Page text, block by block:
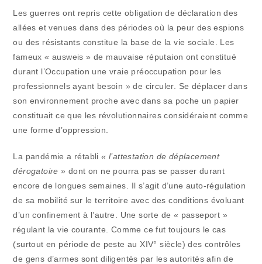
Les guerres ont repris cette obligation de déclaration des
allées et venues dans des périodes où la peur des espions
ou des résistants constitue la base de la vie sociale. Les
fameux « ausweis » de mauvaise réputaion ont constitué
durant l’Occupation une vraie préoccupation pour les
professionnels ayant besoin » de circuler. Se déplacer dans
son environnement proche avec dans sa poche un papier
constituait ce que les révolutionnaires considéraient comme
une forme d’oppression.
La pandémie a rétabli « l’attestation de déplacement
dérogatoire » dont on ne pourra pas se passer durant
encore de longues semaines. Il s’agit d’une auto-régulation
de sa mobilité sur le territoire avec des conditions évoluant
d’un confinement à l’autre. Une sorte de « passeport »
régulant la vie courante. Comme ce fut toujours le cas
(surtout en période de peste au XIV° siècle) des contrôles
de gens d’armes sont diligentés par les autorités afin de